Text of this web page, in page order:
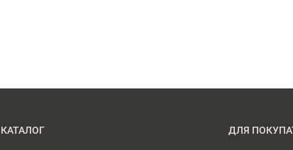
КАТАЛОГ ДЛЯ